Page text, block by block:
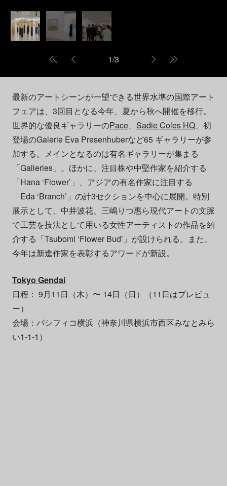
1/3
最新のアートシーンが一望できる世界水準の国際アート
フェアは、3回目となる今年、夏から秋へ開催を移行。
世界的な優良ギャラリーのPace、 Sadie Coles HQ、初
登場のGalerie Eva Presenhuberなど65 ギャラリーが参
加する。メインとなるのは有名ギャラリーが集まる
「Galleries」。ほかに、注目株や中堅作家を紹介する
「Hana ‘Flower’」、アジアの有名作家に注目する
「Eda ‘Branch’」の計3セクションを中心に展開。特別
展示として、中井波花、三嶋りつ惠ら現代アートの文脈
で工芸を技法として用いる女性アーティストの作品を紹
介する「Tsubomi ‘Flower Bud’」が設けられる。また、
今年は新進作家を表彰するアワードが新設。
Tokyo Gendai
日程： 9月11日（木）〜 14日（日）（11日はプレビュ
ー）
会場：パシフィコ横浜（神奈川県横浜市西区みなとみら
い1-1-1）